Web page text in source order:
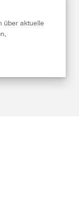
über aktuelle